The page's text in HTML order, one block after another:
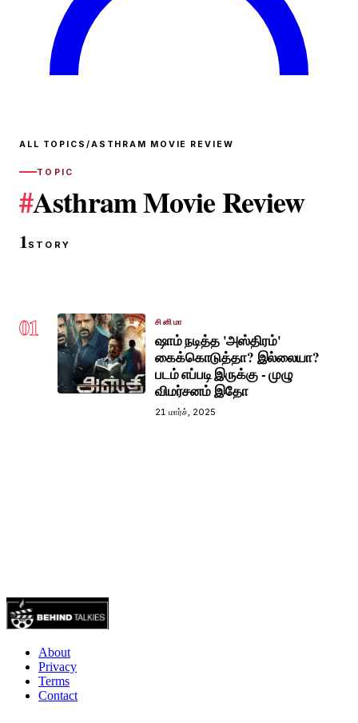
ALL TOPICS /ASTHRAM MOVIE REVIEW
TOPIC
#Asthram Movie Review
1STORY
01 சினிமா
ஷாம் நடித்த 'அஸ்திரம்'
கைக்கொடுத்தா? இல்லையா?
படம் எப்படி இருக்கு - முழு
விமர்சனம் இதோ
21 மார்ச், 2025
About
Privacy
Terms
Contact